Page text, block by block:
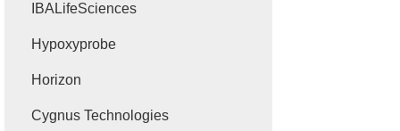
IBALifeSciences
Hypoxyprobe
Horizon
Cygnus Technologies